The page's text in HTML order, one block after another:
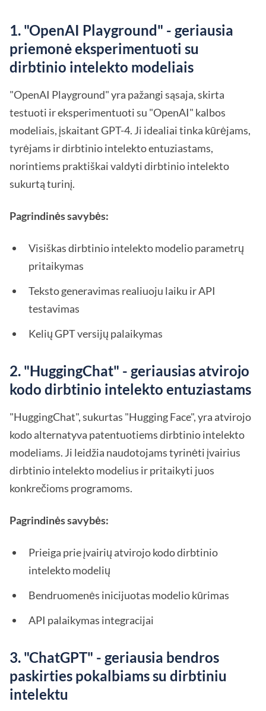
1. "OpenAI Playground" - geriausia
priemonė eksperimentuoti su
dirbtinio intelekto modeliais
"OpenAI Playground" yra pažangi sąsaja, skirta
testuoti ir eksperimentuoti su "OpenAI" kalbos
modeliais, įskaitant GPT-4. Ji idealiai tinka kūrėjams,
tyrėjams ir dirbtinio intelekto entuziastams,
norintiems praktiškai valdyti dirbtinio intelekto
sukurtą turinį.
Pagrindinės savybės:
Visiškas dirbtinio intelekto modelio parametrų
pritaikymas
Teksto generavimas realiuoju laiku ir API
testavimas
Kelių GPT versijų palaikymas
2. "HuggingChat" - geriausias atvirojo
kodo dirbtinio intelekto entuziastams
"HuggingChat", sukurtas "Hugging Face", yra atvirojo
kodo alternatyva patentuotiems dirbtinio intelekto
modeliams. Ji leidžia naudotojams tyrinėti įvairius
dirbtinio intelekto modelius ir pritaikyti juos
konkrečioms programoms.
Pagrindinės savybės:
Prieiga prie įvairių atvirojo kodo dirbtinio
intelekto modelių
Bendruomenės inicijuotas modelio kūrimas
API palaikymas integracijai
3. "ChatGPT" - geriausia bendros
paskirties pokalbiams su dirbtiniu
intelektu